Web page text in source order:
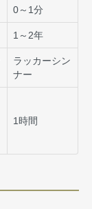
0～1分
1～2年
ラッカーシン
ナー
1時間